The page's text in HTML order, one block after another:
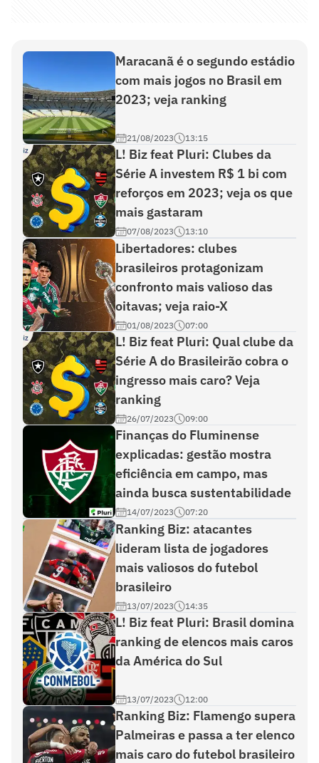
Maracanã é o segundo estádio
com mais jogos no Brasil em
2023; veja ranking
21/08/2023 13:15
L! Biz feat Pluri: Clubes da
Série A investem R$ 1 bi com
reforços em 2023; veja os que
mais gastaram
07/08/2023 13:10
Libertadores: clubes
brasileiros protagonizam
confronto mais valioso das
oitavas; veja raio-X
01/08/2023 07:00
L! Biz feat Pluri: Qual clube da
Série A do Brasileirão cobra o
ingresso mais caro? Veja
ranking
26/07/2023 09:00
Finanças do Fluminense
explicadas: gestão mostra
eficiência em campo, mas
ainda busca sustentabilidade
14/07/2023 07:20
Ranking Biz: atacantes
lideram lista de jogadores
mais valiosos do futebol
brasileiro
13/07/2023 14:35
L! Biz feat Pluri: Brasil domina
ranking de elencos mais caros
da América do Sul
13/07/2023 12:00
Ranking Biz: Flamengo supera
Palmeiras e passa a ter elenco
mais caro do futebol brasileiro